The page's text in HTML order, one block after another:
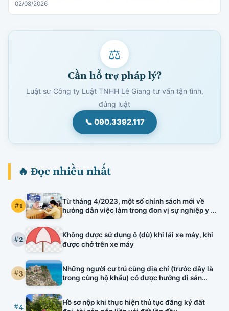
02/08/2026
⚖
Cần hỗ trợ pháp lý?
Luật sư Công ty Luật TNHH Lê Giang tư vấn tận tình,
đúng luật
📞 090.3392.117
🔥 Đọc nhiều nhất
#1
Từ tháng 4/2023, một số chính sách mới về
hướng dẫn việc làm trong đơn vị sự nghiệp y tế
tuyên truyền viên văn hóa, bảo lãnh nhà ở hình
thành trong tương lai, đấu thầu thuốc có hiệu
#2
Không được sử dụng ô (dù) khi lái xe máy, khi
được chở trên xe máy
#3
Những người cư trú cùng địa chỉ (trước đây là
trong cùng hộ khẩu) có được hưởng di sản
#4
Hồ sơ nộp khi thực hiện thủ tục đăng ký đất